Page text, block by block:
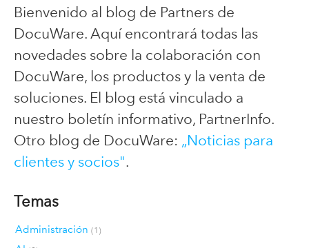
Bienvenido al blog de Partners de
DocuWare. Aquí encontrará todas las
novedades sobre la colaboración con
DocuWare, los productos y la venta de
soluciones. El blog está vinculado a
nuestro boletín informativo, PartnerInfo.
Otro blog de DocuWare: „Noticias para
clientes y socios".
Temas
Administración (1)